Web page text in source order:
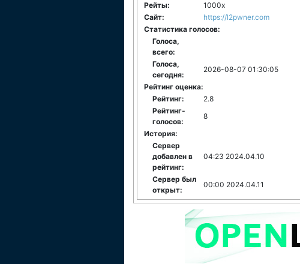
Рейты:
1000x
Сайт:
https://l2pwner.com
Статистика голосов:
Голоса,
всего:
Голоса,
сегодня:
2026-08-07 01:30:05
Рейтинг оценка:
Рейтинг:
2.8
Рейтинг-
голосов:
8
История:
Сервер
добавлен в
рейтинг:
04:23 2024.04.10
Сервер был
открыт:
00:00 2024.04.11